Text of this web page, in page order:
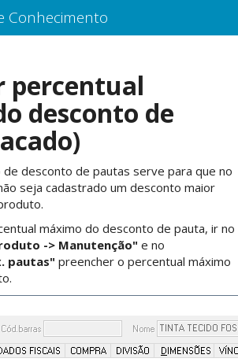
Conhecimento
percentual
desconto de
desconto de pautas serve para que no
seja cadastrado um desconto maior
máximo do desconto de pauta, ir no
-> Manutenção" e no
pautas" preencher o percentual máximo